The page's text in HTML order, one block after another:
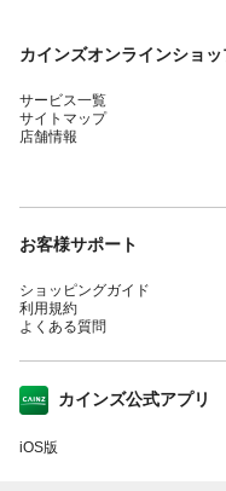
カインズオンラインショッ
サービス一覧
サイトマップ
店舗情報
お客様サポート
ショッピングガイド
利用規約
よくある質問
カインズ公式アプリ
iOS版